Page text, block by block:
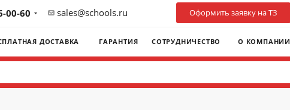
00-60 sales@schools.ru Оформить заявку на ТЗ
ДОСТАВКА ГАРАНТИЯ СОТРУДНИЧЕСТВО О КОМПАНИИ